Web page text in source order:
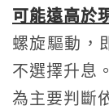
可能遠高於
螺旋驅動，
不選擇升息
為主要判斷